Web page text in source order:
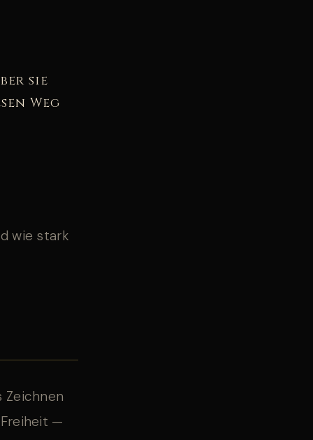
sie
Weg
wie stark
Zeichnen
—